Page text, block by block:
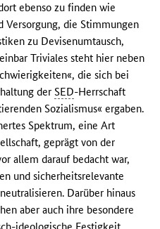
ebenso zu finden wie
Versorgung, die Stimmungen
zu Devisenumtausch,
Triviales steht hier neben
die sich bei
derSED-Herrschaft
Sozialismus« ergaben.
Spektrum, eine Art
geprägt von der
allem darauf bedacht war,
und sicherheitsrelevante
Darüber hinaus
aber auch ihre besondere